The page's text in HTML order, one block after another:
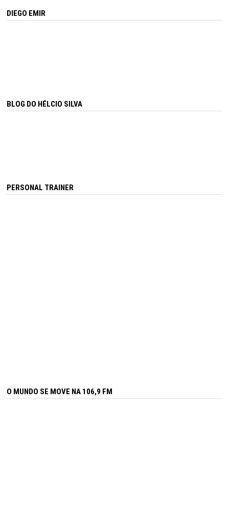
DIEGO EMIR
BLOG DO HÉLCIO SILVA
PERSONAL TRAINER
O MUNDO SE MOVE NA 106,9 FM